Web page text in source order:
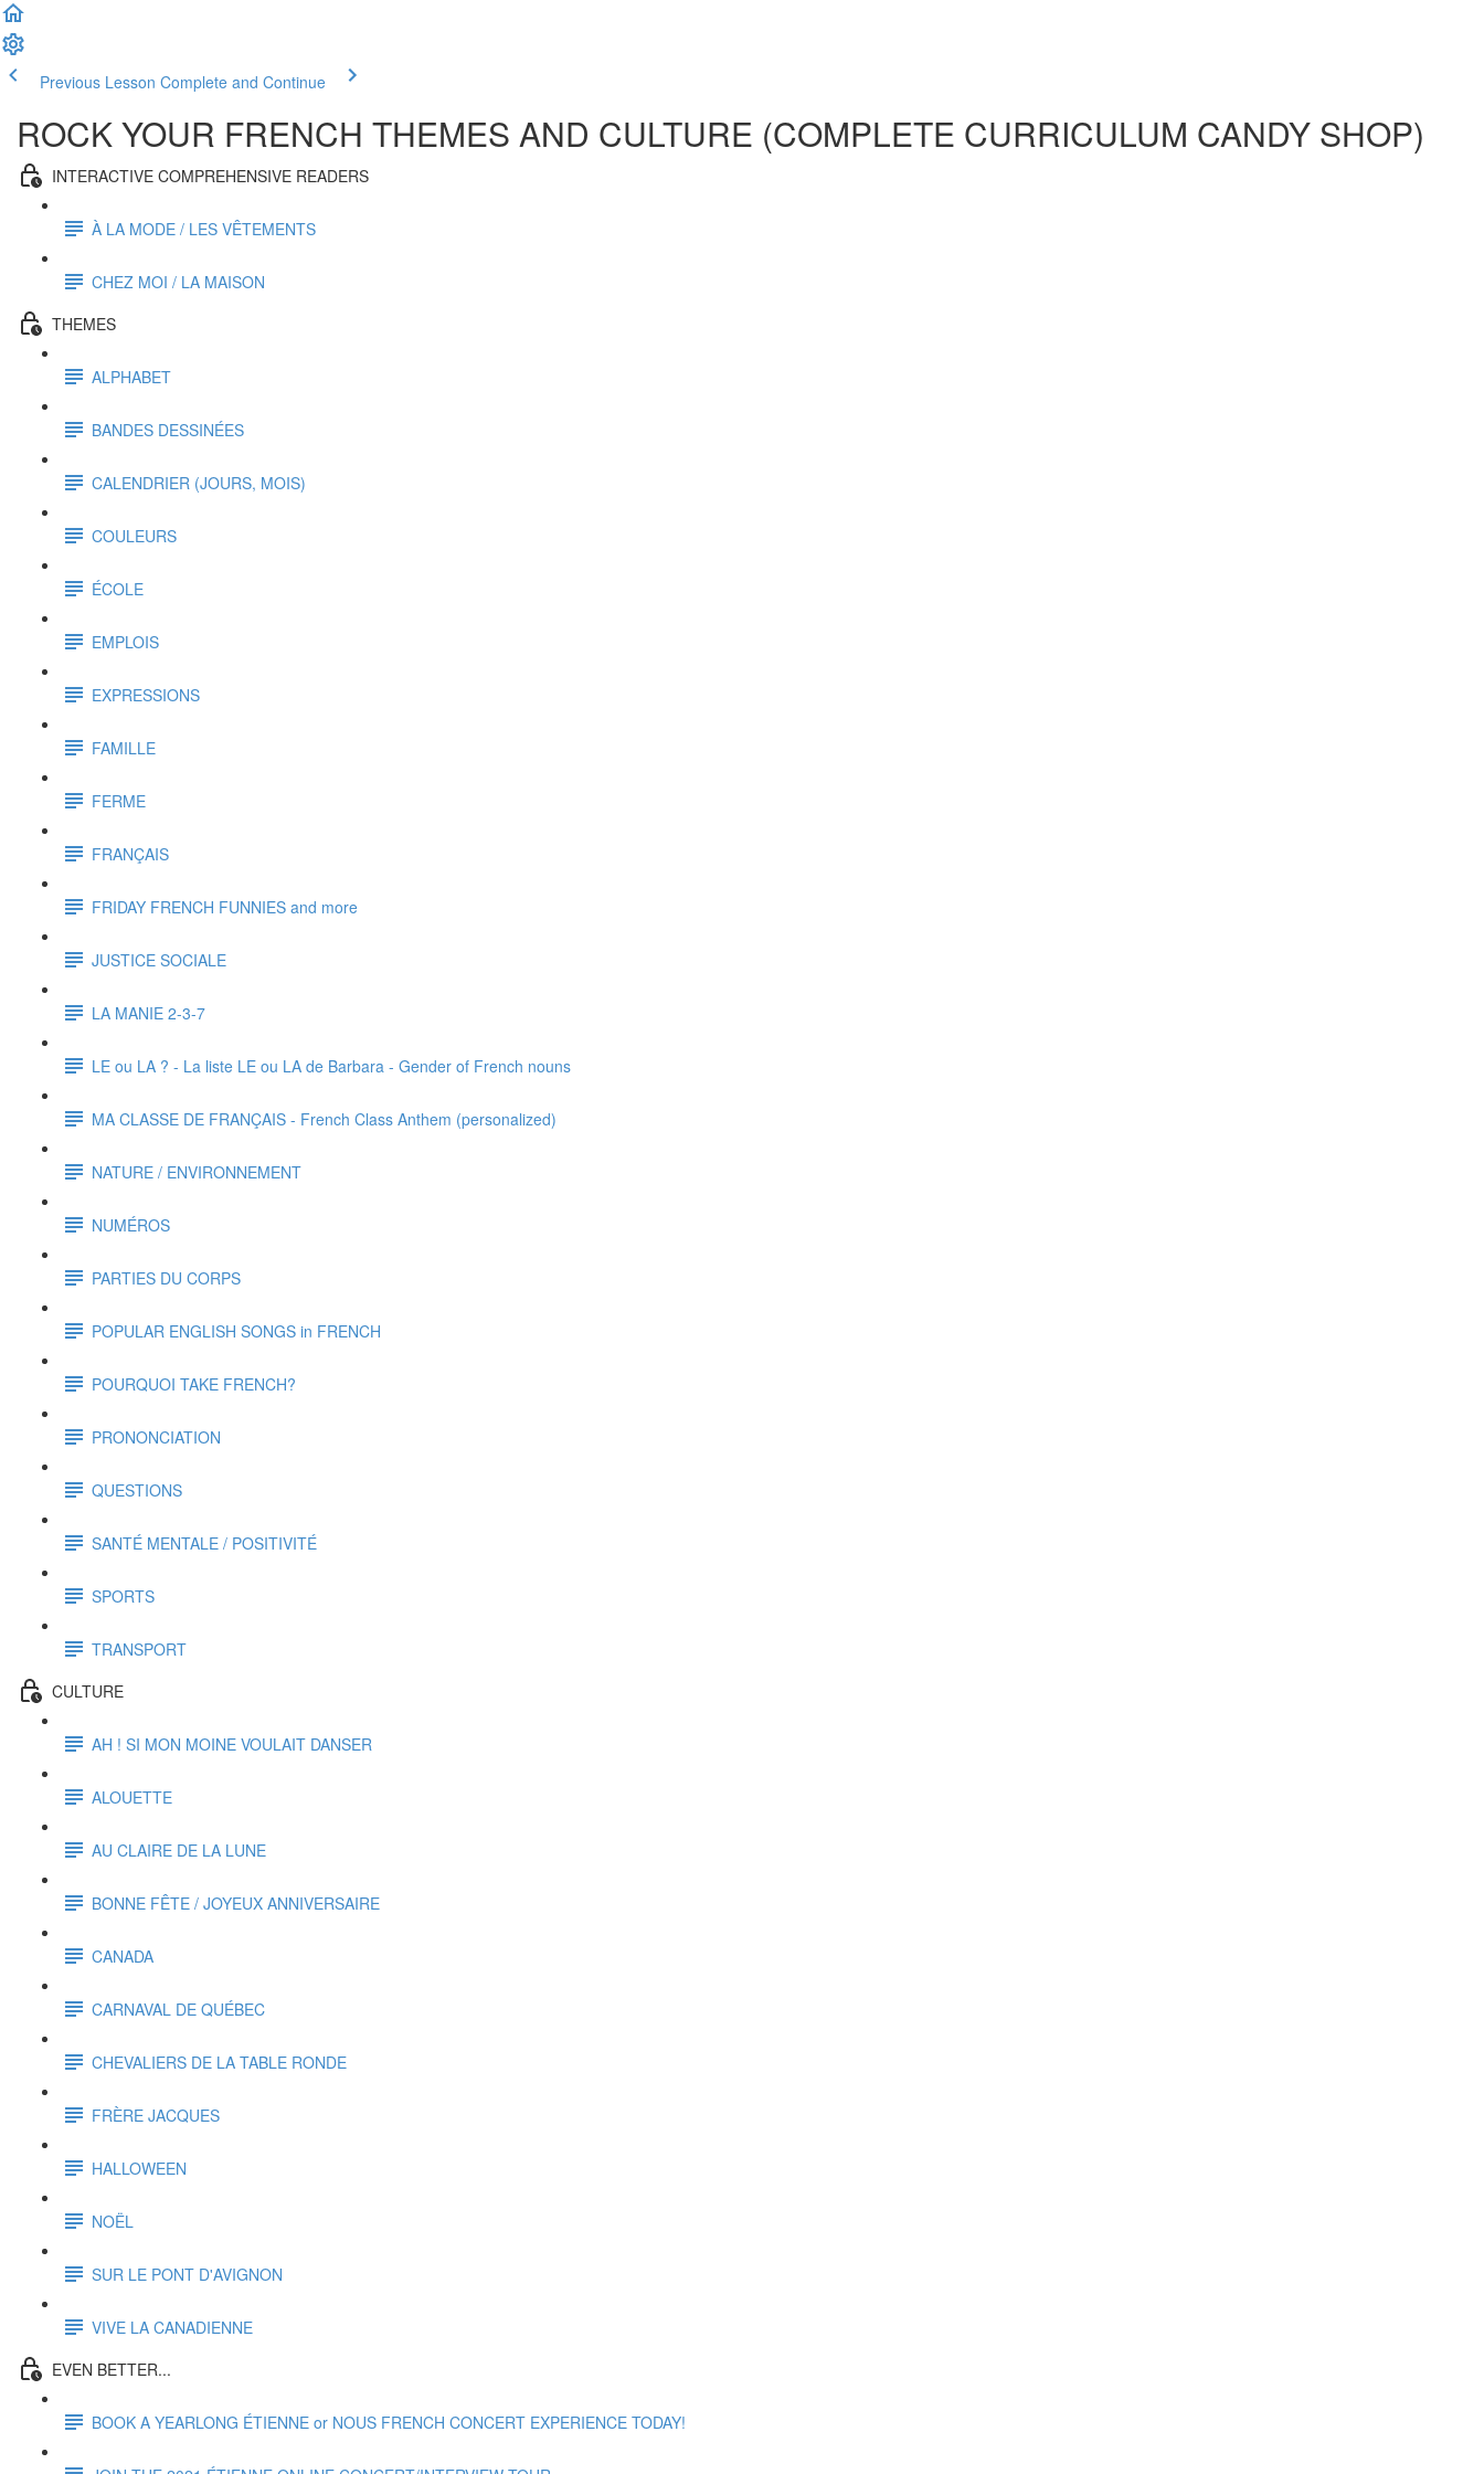
Previous Lesson Complete and Continue
ROCK YOUR FRENCH THEMES AND CULTURE (COMPLETE CURRICULUM CANDY SHOP)
INTERACTIVE COMPREHENSIVE READERS
À LA MODE / LES VÊTEMENTS
CHEZ MOI / LA MAISON
THEMES
ALPHABET
BANDES DESSINÉES
CALENDRIER (JOURS, MOIS)
COULEURS
ÉCOLE
EMPLOIS
EXPRESSIONS
FAMILLE
FERME
FRANÇAIS
FRIDAY FRENCH FUNNIES and more
JUSTICE SOCIALE
LA MANIE 2-3-7
LE ou LA ? - La liste LE ou LA de Barbara - Gender of French nouns
MA CLASSE DE FRANÇAIS - French Class Anthem (personalized)
NATURE / ENVIRONNEMENT
NUMÉROS
PARTIES DU CORPS
POPULAR ENGLISH SONGS in FRENCH
POURQUOI TAKE FRENCH?
PRONONCIATION
QUESTIONS
SANTÉ MENTALE / POSITIVITÉ
SPORTS
TRANSPORT
CULTURE
AH ! SI MON MOINE VOULAIT DANSER
ALOUETTE
AU CLAIRE DE LA LUNE
BONNE FÊTE / JOYEUX ANNIVERSAIRE
CANADA
CARNAVAL DE QUÉBEC
CHEVALIERS DE LA TABLE RONDE
FRÈRE JACQUES
HALLOWEEN
NOËL
SUR LE PONT D'AVIGNON
VIVE LA CANADIENNE
EVEN BETTER...
BOOK A YEARLONG ÉTIENNE or NOUS FRENCH CONCERT EXPERIENCE TODAY!